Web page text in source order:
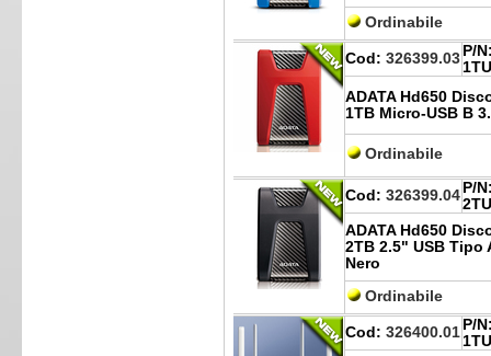
Ordinabile
Cod: 326399.03 P/
ADATA Hd650
1TB Micro-USB B
Ordinabile
Cod: 326399.04 P/
ADATA Hd650
2TB 2.5" USB Tipo
Nero
Ordinabile
Cod: 326400.01 P/